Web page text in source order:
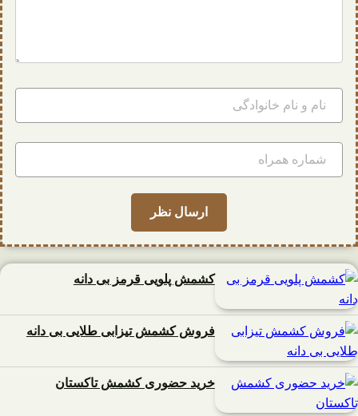
کشمش پلویی قرمز بی دانه
فروش کشمش تیزابی طلایی بی دانه
خرید حضوری کشمش تاکستان